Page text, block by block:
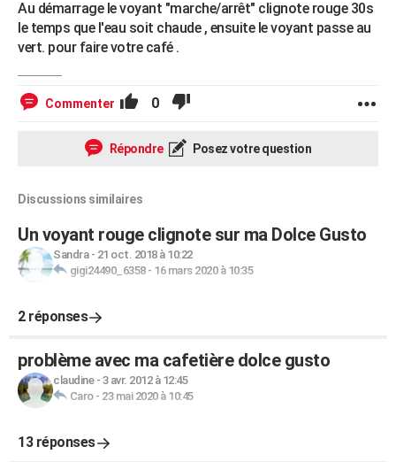
Au démarrage le voyant "marche/arrêt" clignote rouge 30s
le temps que l'eau soit chaude , ensuite le voyant passe au
vert. pour faire votre café .
Commenter 0
Répondre Posez votre question
Discussions similaires
Un voyant rouge clignote sur ma Dolce Gusto
Sandra- 21 oct. 2018 à 10:22
gigi24490_6358- 16 mars 2020 à 10:35
2 réponses
problème avec ma cafetière dolce gusto
claudine- 3 avr. 2012 à 12:45
Caro- 23 mai 2020 à 10:45
13 réponses